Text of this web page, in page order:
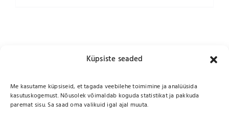
Küpsiste seaded
Me kasutame küpsiseid, et tagada veebilehe toimimine ja analüüsida
kasutuskogemust. Nõusolek võimaldab koguda statistikat ja pakkuda
paremat sisu. Sa saad oma valikuid igal ajal muuta.